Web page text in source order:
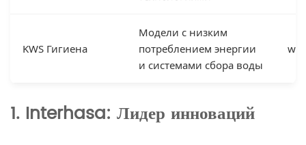
KWS Гигиена
Модели с низким
потреблением энергии
и системами сбора воды
1. Interhasa: Лидер инноваций